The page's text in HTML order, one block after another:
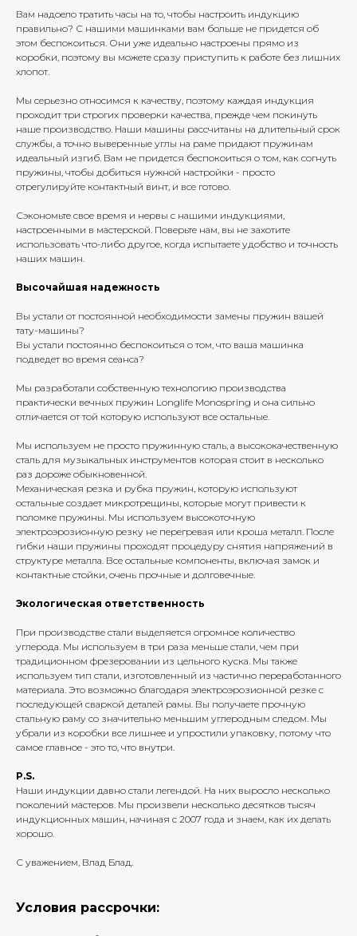
Вам надоело тратить часы на то, чтобы настроить индукцию
правильно? С нашими машинками вам больше не придется об
этом беспокоиться. Они уже идеально настроены прямо из
коробки, поэтому вы можете сразу приступить к работе без лишних
хлопот.
Мы серьезно относимся к качеству, поэтому каждая индукция
проходит три строгих проверки качества, прежде чем покинуть
наше производство. Наши машины рассчитаны на длительный срок
службы, а точно выверенные углы на раме придают пружинам
идеальный изгиб. Вам не придется беспокоиться о том, как согнуть
пружины, чтобы добиться нужной настройки - просто
отрегулируйте контактный винт, и все готово.
Сэкономьте свое время и нервы с нашими индукциями,
настроенными в мастерской. Поверьте нам, вы не захотите
использовать что-либо другое, когда испытаете удобство и точность
наших машин.
Высочайшая надежность
Вы устали от постоянной необходимости замены пружин вашей
тату-машины?
Вы устали постоянно беспокоиться о том, что ваша машинка
подведет во время сеанса?
Мы разработали собственную технологию производства
практически вечных пружин Longlife Monospring и она сильно
отличается от той которую используют все остальные.
Мы используем не просто пружинную сталь, а высококачественную
сталь для музыкальных инструментов которая стоит в несколько
раз дороже обыкновенной.
Механическая резка и рубка пружин, которую используют
остальные создает микротрещины, которые могут привести к
поломке пружины. Мы используем высокоточную
электроэрозионную резку не перегревая или кроша металл. После
гибки наши пружины проходят процедуру снятия напряжений в
структуре металла. Все остальные компоненты, включая замок и
контактные стойки, очень прочные и долговечные.
Экологическая ответственность
При производстве стали выделяется огромное количество
углерода. Мы используем в три раза меньше стали, чем при
традиционном фрезеровании из цельного куска. Мы также
используем тип стали, изготовленный из частично переработанного
материала. Это возможно благодаря электроэрозионной резке с
последующей сваркой деталей рамы. Вы получаете прочную
стальную раму со значительно меньшим углеродным следом. Мы
убрали из коробки все лишнее и упростили упаковку, потому что
самое главное - это то, что внутри.
P.S.
Наши индукции давно стали легендой. На них выросло несколько
поколений мастеров. Мы произвели несколько десятков тысяч
индукционных машин, начиная с 2007 года и знаем, как их делать
хорошо.
С уважением, Влад Блад.
Условия рассрочки: